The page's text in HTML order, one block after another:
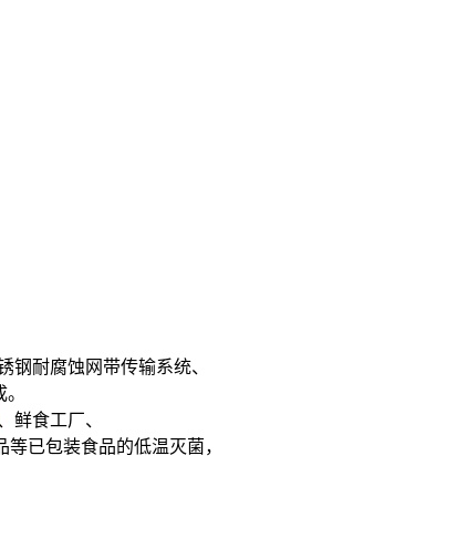
钢耐腐蚀网带传输系统、
鲜食工厂、
已包装食品的低温灭菌，